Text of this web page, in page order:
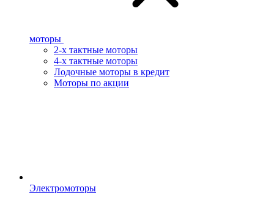
моторы
2-х тактные моторы
4-х тактные моторы
Лодочные моторы в кредит
Моторы по акции
Электромоторы